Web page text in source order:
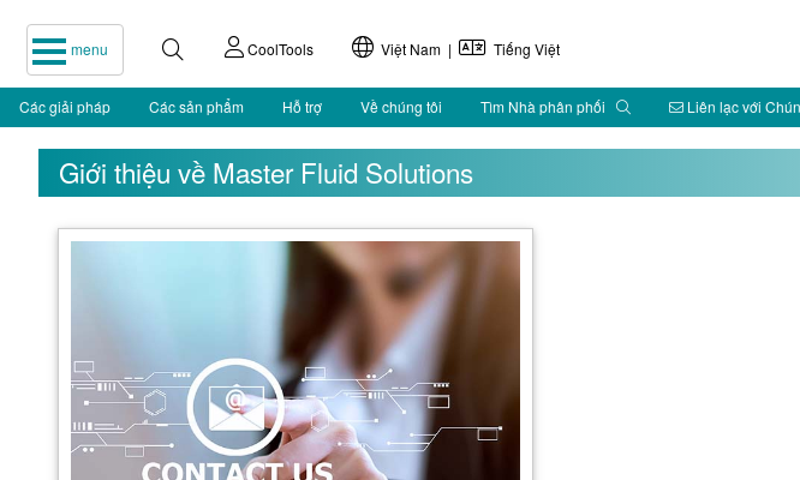
menu CoolTools Việt Nam | Tiếng Việt
Các giải pháp Các sản phẩm Hỗ trợ Về chúng tôi Tìm Nhà phân phối Liên lạc với
Giới thiệu về Master Fluid Solutions